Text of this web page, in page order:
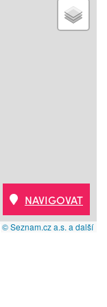
© Seznam.cz a.s. a další
NAVIGOVAT